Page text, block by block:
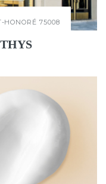
HONORÉ 75008